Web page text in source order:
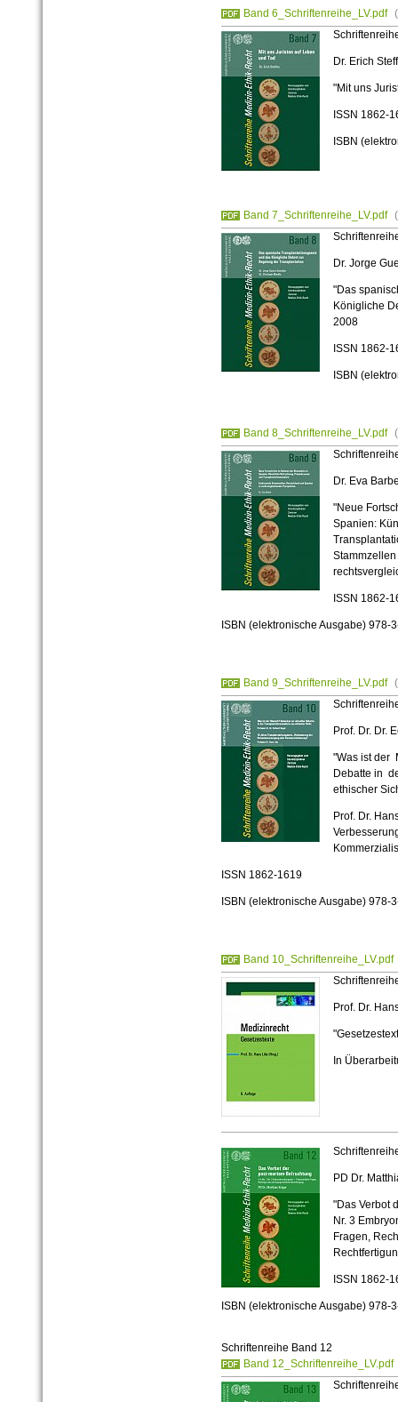
Band 6_Schriftenreihe_LV.pdf
Dr. Erich
"Mit uns
ISSN 1862-
ISBN
Band 7_Schriftenreihe_LV.pdf
Dr. Jorge
"Das
Königliche
2008
ISSN 1862-
ISBN
Band 8_Schriftenreihe_LV.pdf
Dr. Eva
"Neue
Spanien:
ISSN 1862-
ISBN (elektronische Ausgabe) 978-
Band 9_Schriftenreihe_LV.pdf
Prof. Dr. Dr.
"Was ist der
Debatte in
ethischer
Prof. Dr.
ISSN 1862-1619
ISBN (elektronische Ausgabe) 978-
Band 10_Schriftenreihe_LV.pdf
Prof. Dr.
In
PD Dr.
"Das Verbot
Nr. 3
Fragen,
ISSN 1862-
ISBN (elektronische Ausgabe) 978-
Schriftenreihe Band 12
Band 12_Schriftenreihe_LV.pdf